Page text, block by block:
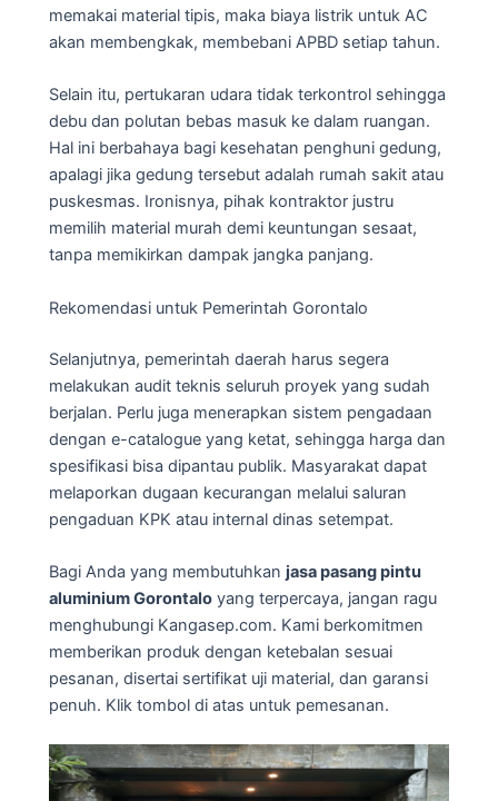
memakai material tipis, maka biaya listrik untuk AC
akan membengkak, membebani APBD setiap tahun.
Selain itu, pertukaran udara tidak terkontrol sehingga
debu dan polutan bebas masuk ke dalam ruangan.
Hal ini berbahaya bagi kesehatan penghuni gedung,
apalagi jika gedung tersebut adalah rumah sakit atau
puskesmas. Ironisnya, pihak kontraktor justru
memilih material murah demi keuntungan sesaat,
tanpa memikirkan dampak jangka panjang.
Rekomendasi untuk Pemerintah Gorontalo
Selanjutnya, pemerintah daerah harus segera
melakukan audit teknis seluruh proyek yang sudah
berjalan. Perlu juga menerapkan sistem pengadaan
dengan e-catalogue yang ketat, sehingga harga dan
spesifikasi bisa dipantau publik. Masyarakat dapat
melaporkan dugaan kecurangan melalui saluran
pengaduan KPK atau internal dinas setempat.
Bagi Anda yang membutuhkan jasa pasang pintu
aluminium Gorontalo yang terpercaya, jangan ragu
menghubungi Kangasep.com. Kami berkomitmen
memberikan produk dengan ketebalan sesuai
pesanan, disertai sertifikat uji material, dan garansi
penuh. Klik tombol di atas untuk pemesanan.